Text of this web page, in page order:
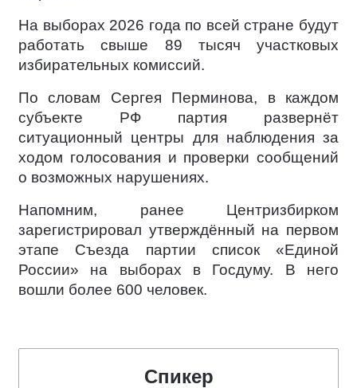
На выборах 2026 года по всей стране будут
работать свыше 89 тысяч участковых
избирательных комиссий.
По словам Сергея Перминова, в каждом
субъекте РФ партия развернёт
ситуационный центры для наблюдения за
ходом голосования и проверки сообщений
о возможных нарушениях.
Напомним, ранее Центризбирком
зарегистрировал утверждённый на первом
этапе Съезда партии список «Единой
России» на выборах в Госдуму. В него
вошли более 600 человек.
Спикер